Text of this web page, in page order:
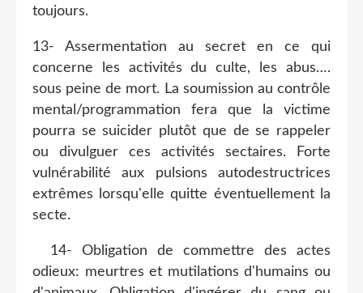
toujours.
13- Assermentation au secret en ce qui
concerne les activités du culte, les abus….
sous peine de mort. La soumission au contrôle
mental/programmation fera que la victime
pourra se suicider plutôt que de se rappeler
ou divulguer ces activités sectaires. Forte
vulnérabilité aux pulsions autodestructrices
extrêmes lorsqu'elle quitte éventuellement la
secte.
14- Obligation de commettre des actes
odieux: meurtres et mutilations d'humains ou